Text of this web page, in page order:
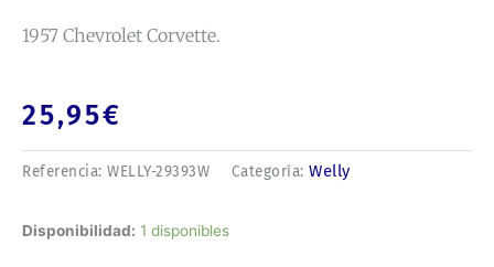
1957 Chevrolet Corvette.
25,95€
Referencia: WELLY-29393W Categoría: Welly
Disponibilidad: 1 disponibles
1957